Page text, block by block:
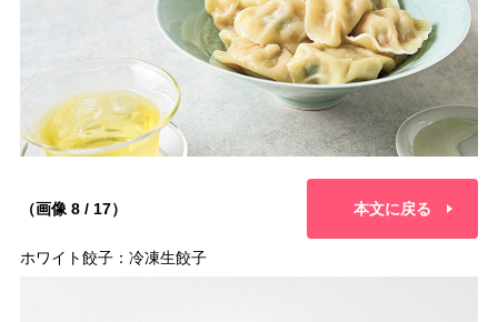
（画像 8 / 17） 本文に戻る
ホワイト餃子：冷凍生餃子